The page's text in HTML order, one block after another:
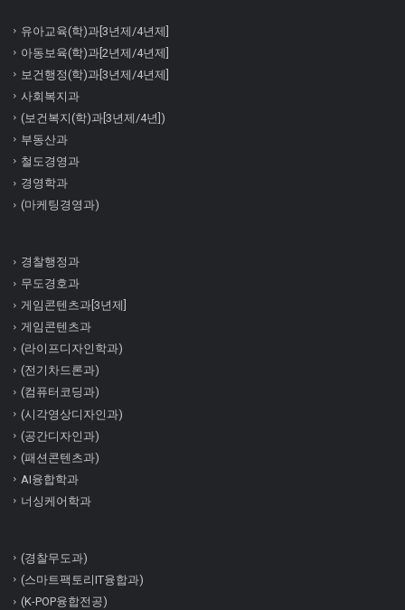
유아교육(학)과[3년제/4년제]
아동보육(학)과[2년제/4년제]
보건행정(학)과[3년제/4년제]
사회복지과
(보건복지(학)과[3년제/4년])
부동산과
철도경영과
경영학과
(마케팅경영과)
경찰행정과
무도경호과
게임콘텐츠과[3년제]
게임콘텐츠과
(라이프디자인학과)
(전기차드론과)
(컴퓨터코딩과)
(시각영상디자인과)
(공간디자인과)
(패션콘텐츠과)
AI융합학과
너싱케어학과
(경찰무도과)
(스마트팩토리IT융합과)
(K-POP융합전공)